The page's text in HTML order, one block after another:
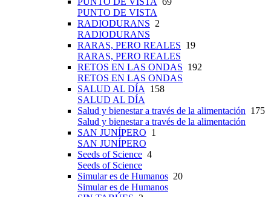
PUNTO DE VISTA
RADIODURANS 2
RADIODURANS
RARAS, PERO REALES 19
RARAS, PERO REALES
RETOS EN LAS ONDAS 192
RETOS EN LAS ONDAS
SALUD AL DÍA
158
SALUD AL DÍA
Salud y bienestar a través de la alimentación 175
Salud y bienestar a través de la alimentación
SAN JUNÍPERO 1
SAN JUNÍPERO
Seeds of Science 4
Seeds of Science
Simular es de Humanos 20
Simular es de Humanos